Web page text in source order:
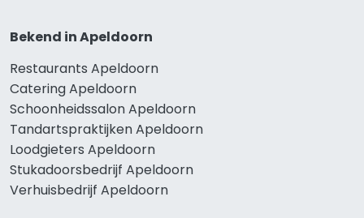
Bekend in Apeldoorn
Restaurants Apeldoorn
Catering Apeldoorn
Schoonheidssalon Apeldoorn
Tandartspraktijken Apeldoorn
Loodgieters Apeldoorn
Stukadoorsbedrijf Apeldoorn
Verhuisbedrijf Apeldoorn